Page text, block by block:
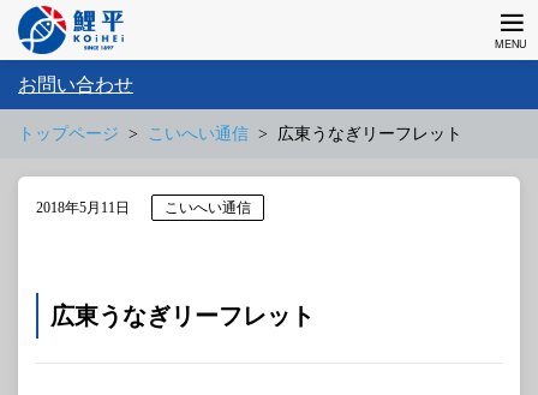
お問い合わせ
トップページ こいへい通信 広東うなぎリーフレット
2018年5月11日 こいへい通信
広東うなぎリーフレット